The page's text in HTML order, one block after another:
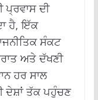
ਪ੍ਰਵਾਸ ਦੀ
ਹੈ, ਇੱਕ
ਸੰਕਟ
ਅਤੇ ਦੱਖਣੀ
ਹਰ ਸਾਲ
ਦੇਸ਼ਾਂ ਤੱਕ ਪਹੁੰਚਣ